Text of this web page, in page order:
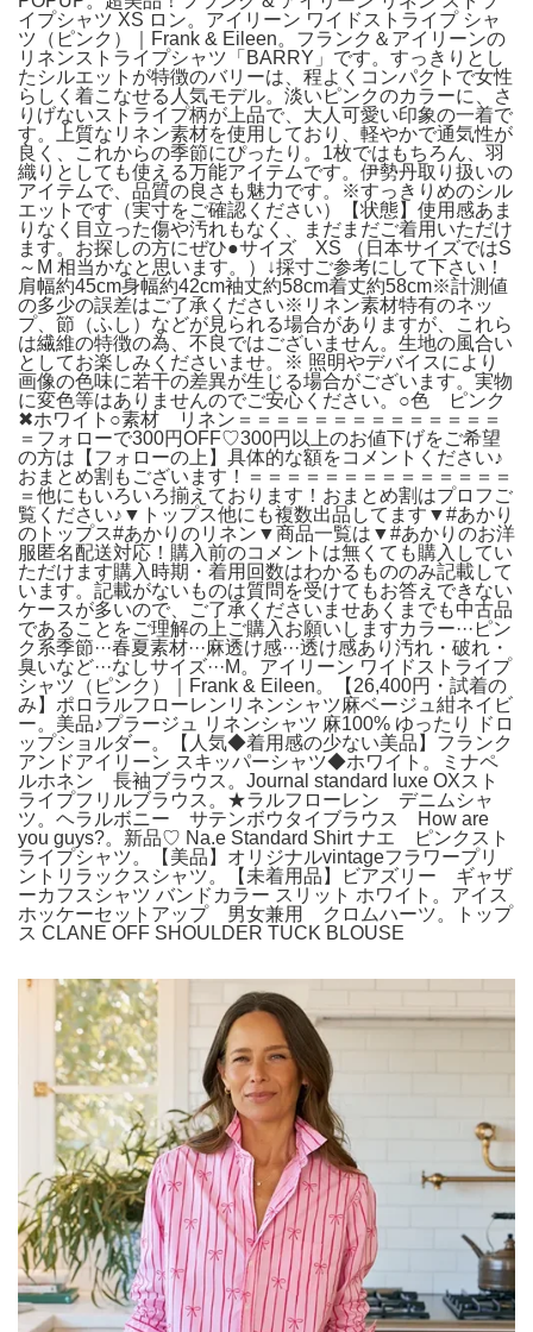
イプシャツ XS ロン。アイリーン ワイドストライプ シャ
ツ（ピンク）｜Frank & Eileen。フランク＆アイリーンの
リネンストライプシャツ「BARRY」です。すっきりとし
たシルエットが特徴のバリーは、程よくコンパクトで女性
らしく着こなせる人気モデル。淡いピンクのカラーに、さ
りげないストライプ柄が上品で、大人可愛い印象の一着で
す。上質なリネン素材を使用しており、軽やかで通気性が
良く、これからの季節にぴったり。1枚ではもちろん、羽
織りとしても使える万能アイテムです。伊勢丹取り扱いの
アイテムで、品質の良さも魅力です。※すっきりめのシル
エットです（実寸をご確認ください）【状態】使用感あま
りなく目立った傷や汚れもなく、まだまだご着用いただけ
ます。お探しの方にぜひ●サイズ XS （日本サイズではS
～M 相当かなと思います。）↓採寸ご参考にして下さい！
肩幅約45cm身幅約42cm袖丈約58cm着丈約58cm※計測値
の多少の誤差はご了承ください※リネン素材特有のネッ
プ、節（ふし）などが見られる場合がありますが、これら
は繊維の特徴の為、不良ではございません。生地の風合い
としてお楽しみくださいませ。※ 照明やデバイスにより
画像の色味に若干の差異が生じる場合がございます。実物
に変色等はありませんのでご安心ください。○色 ピンク
✖︎ホワイト○素材 リネン＝＝＝＝＝＝＝＝＝＝＝＝＝＝
＝フォローで300円OFF♡300円以上のお値下げをご希望
の方は【フォローの上】具体的な額をコメントください♪
おまとめ割もございます！＝＝＝＝＝＝＝＝＝＝＝＝＝＝
＝他にもいろいろ揃えております！おまとめ割はプロフご
覧ください♪▼トップス他にも複数出品してます▼#あかり
のトップス#あかりのリネン▼商品一覧は▼#あかりのお洋
服匿名配送対応！購入前のコメントは無くても購入してい
ただけます購入時期・着用回数はわかるもののみ記載して
います。記載がないものは質問を受けてもお答えできない
ケースが多いので、ご了承くださいませあくまでも中古品
であることをご理解の上ご購入お願いしますカラー···ピン
ク系季節···春夏素材···麻透け感···透け感あり汚れ・破れ・
臭いなど···なしサイズ···M。アイリーン ワイドストライプ
シャツ（ピンク）｜Frank & Eileen。【​26,400円・試着の
み】ポロラルフローレンリネンシャツ麻ベージュ紺ネイビ
ー。美品♪プラージュ リネンシャツ 麻100% ゆったり ドロ
ップショルダー。【人気◆着用感の少ない美品】フランク
アンドアイリーン スキッパーシャツ◆ホワイト。ミナペ
ルホネン 長袖ブラウス。Journal standard luxe OXスト
ライプフリルブラウス。★ラルフローレン デニムシャ
ツ。ヘラルボニー サテンボウタイブラウス How are
you guys?。新品♡ Na.e Standard Shirt ナエ ピンクスト
ライプシャツ。【美品】オリジナルvintageフラワープリ
ントリラックスシャツ。【未着用品】ビアズリー ギャザ
ーカフスシャツ バンドカラー スリット ホワイト。アイス
ホッケーセットアップ 男女兼用 クロムハーツ。トップ
ス CLANE OFF SHOULDER TUCK BLOUSE